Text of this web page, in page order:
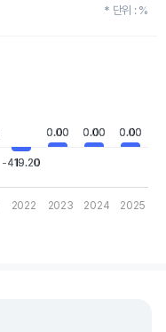
* 단위 : %
-419.20
-419.20
0.00
0.00 0.00
0.00 0.00
0.00
2022 2023 2024 2025